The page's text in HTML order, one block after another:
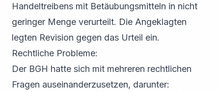
Handeltreibens mit Betäubungsmitteln in nicht
geringer Menge verurteilt. Die Angeklagten
legten Revision gegen das Urteil ein.
Rechtliche Probleme:
Der BGH hatte sich mit mehreren rechtlichen
Fragen auseinanderzusetzen, darunter: